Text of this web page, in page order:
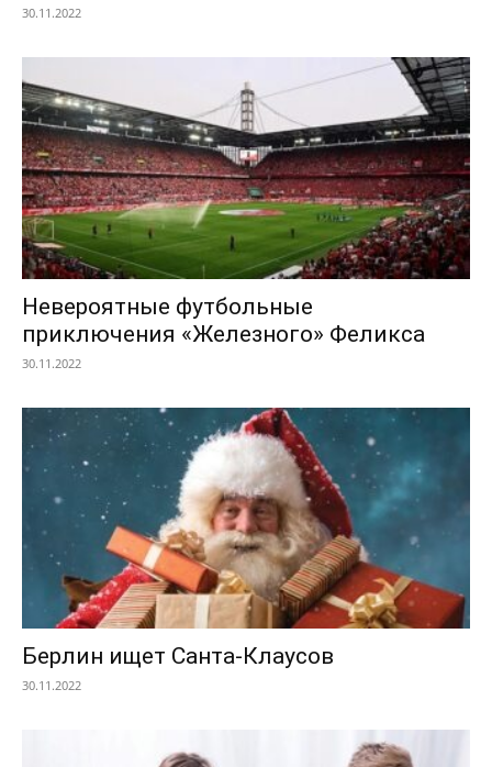
30.11.2022
Невероятные футбольные
приключения «Железного» Феликса
30.11.2022
Берлин ищет Санта-Клаусов
30.11.2022